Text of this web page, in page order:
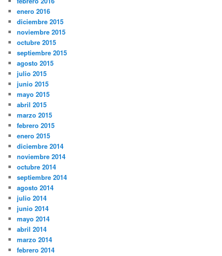
enero 2016
diciembre 2015
noviembre 2015
octubre 2015
septiembre 2015
agosto 2015
julio 2015
junio 2015
mayo 2015
abril 2015
marzo 2015
febrero 2015
enero 2015
diciembre 2014
noviembre 2014
octubre 2014
septiembre 2014
agosto 2014
julio 2014
junio 2014
mayo 2014
abril 2014
marzo 2014
febrero 2014